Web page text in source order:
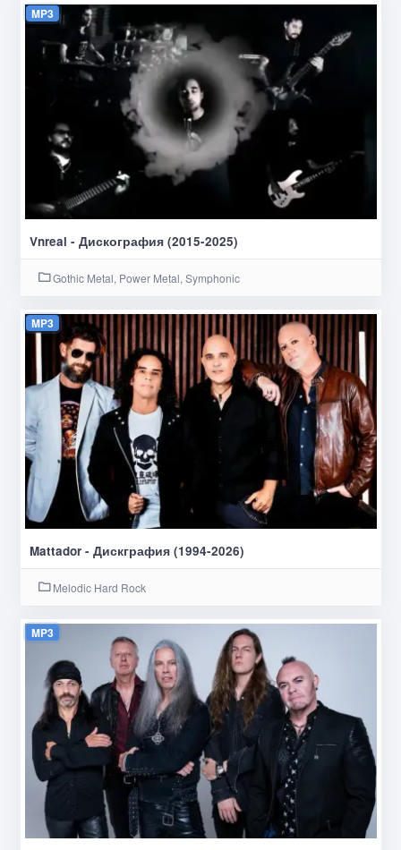
MP3
Vnreal - Дискография (2015-2025)
Gothic Metal, Power Metal, Symphonic
MP3
Mattador - Дискграфия (1994-2026)
Melodic Hard Rock
MP3